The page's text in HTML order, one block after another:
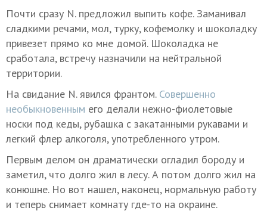
Почти сразу N. предложил выпить кофе. Заманивал
сладкими речами, мол, турку, кофемолку и шоколадку
привезет прямо ко мне домой. Шоколадка не
сработала, встречу назначили на нейтральной
территории.
На свидание N. явился франтом. Совершенно
необыкновенным его делали нежно-фиолетовые
носки под кеды, рубашка с закатанными рукавами и
легкий флер алкоголя, употребленного утром.
Первым делом он драматически огладил бороду и
заметил, что долго жил в лесу. А потом долго жил на
конюшне. Но вот нашел, наконец, нормальную работу
и теперь снимает комнату где-то на окраине.